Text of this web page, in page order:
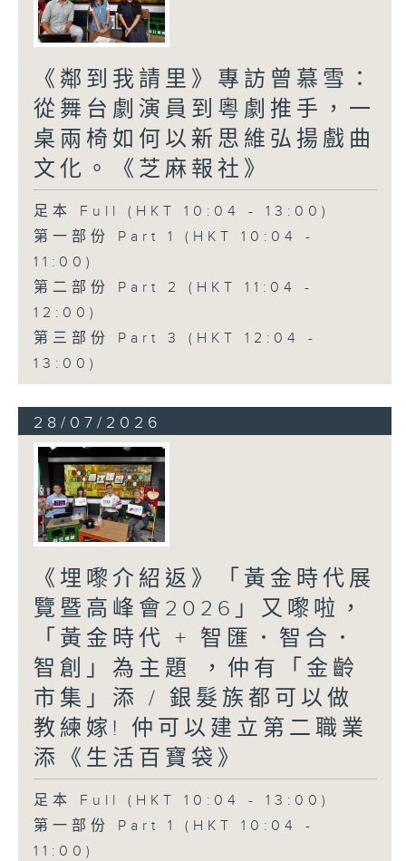
《鄰到我請里》專訪曾慕雪：
從舞台劇演員到粵劇推手，一
桌兩椅如何以新思維弘揚戲曲
文化。《芝麻報社》
足本 Full (HKT 10:04 - 13:00)
第一部份 Part 1 (HKT 10:04 -
11:00)
第二部份 Part 2 (HKT 11:04 -
12:00)
第三部份 Part 3 (HKT 12:04 -
13:00)
28/07/2026
《埋嚟介紹返》「黃金時代展
覽暨高峰會2026」又嚟啦，
「黃金時代 + 智匯．智合．
智創」為主題 ，仲有「金齡
市集」添 / 銀髮族都可以做
教練嫁! 仲可以建立第二職業
添《生活百寶袋》
足本 Full (HKT 10:04 - 13:00)
第一部份 Part 1 (HKT 10:04 -
11:00)